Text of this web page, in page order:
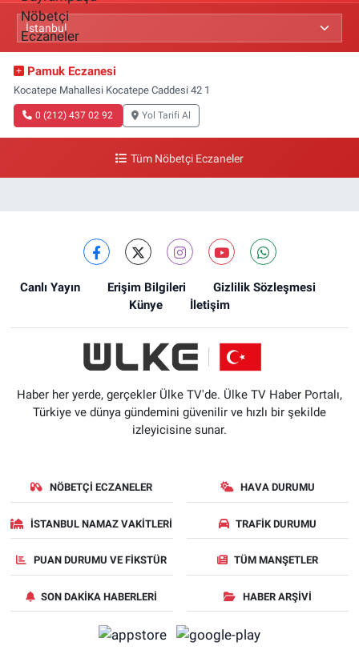
Pamuk Eczanesi
Kocatepe Mahallesi Kocatepe Caddesi 42 1
0 (212) 437 02 92 Yol Tarifi Al
Tüm Nöbetçi Eczaneler
Canlı Yayın Erişim Bilgileri
Gizlilik Sözleşmesi
Künye
İletişim
Haber her yerde, gerçekler Ülke TV'de. Ülke TV Haber Portalı,
Türkiye ve dünya gündemini güvenilir ve hızlı bir şekilde
izleyicisine sunar.
NÖBETÇI ECZANELER HAVA DURUMU
İSTANBUL NAMAZ VAKITLERI TRAFIK DURUMU
PUAN DURUMU VE FIKSTÜR TÜM MANŞETLER
SON DAKIKA HABERLERI HABER ARŞIVI